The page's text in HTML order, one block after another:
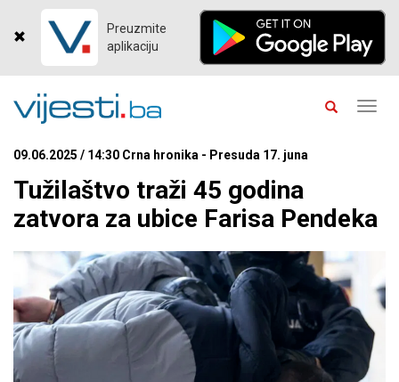
Preuzmite
aplikaciju
09.06.2025 / 14:30 Crna hronika - Presuda 17. juna
Tužilaštvo traži 45 godina
zatvora za ubice Farisa Pendeka